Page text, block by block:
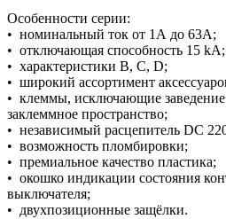
Особенности серии:
• номинальный ток от 1А до 63А;
• отключающая способность 15 kA;
• характеристики В, С, D;
• широкий ассортимент
• клеммы, исключающие
заклеммное пространство;
• независимый расцепитель DC
• возможность пломбировки;
• премиальное качество пластика;
• окошко индикации состояния
выключателя;
• двухпозиционные защёлки.